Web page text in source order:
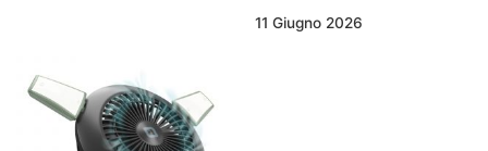
11 Giugno 2026